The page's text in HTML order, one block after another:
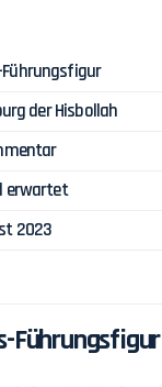
der Hisbollah
erwartet
2023
Führungsfigur